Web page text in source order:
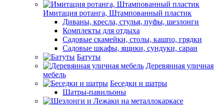
Имитация ротанга, Штампованный пластик
Диваны, кресла, стулья, пуфы, шезлонги
Комплекты для отдыха
Садовые скамейки, столы, кашпо, грядки
Садовые шкафы, ящики, сундуки, сараи
Батуты
Деревянная уличная
мебель
Беседки и шатры
Шатры-павильоны